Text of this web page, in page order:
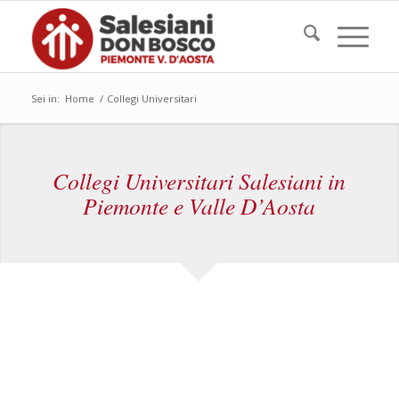
Sei in: Home / Collegi Universitari
Collegi Universitari Salesiani in
Piemonte e Valle D’Aosta